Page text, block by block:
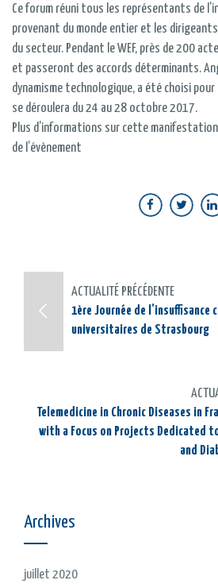
Ce forum réuni tous les représentants de
provenant du monde entier et les
du secteur. Pendant le WEF, près de 200
et passeront des accords déterminants.
dynamisme technologique, a été choisi
se déroulera du 24 au 28 octobre 2017.
Plus d’informations sur cette
de l’évènement
ACTUALITÉ PRÉCÉDENTE
1ère Journée de l’insuffisance
universitaires de Strasbourg
Telemedicine in Chronic Diseases in
with a Focus on Projects Dedicated
and
Archives
juillet 2020